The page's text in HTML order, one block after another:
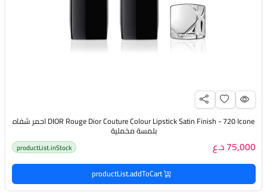
DIOR Rouge Dior Couture Colour Lipstick Satin Finish - 720 Icone احمر شفاه
بلمسة مخملية
75,000 د.ع productList.inStock
productList.addToCart